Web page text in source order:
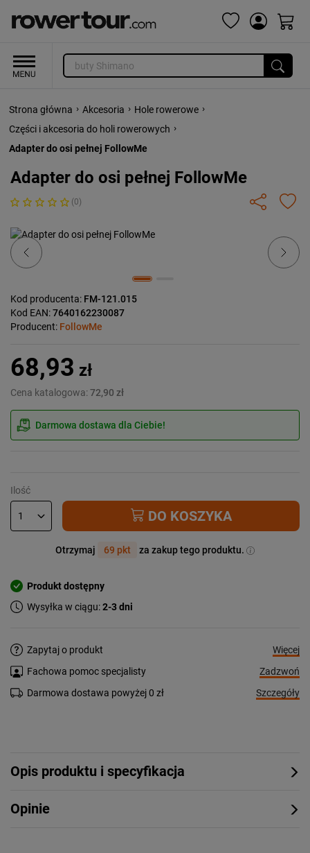
Strona główna › Akcesoria › Hole rowerowe ›
Części i akcesoria do holi rowerowych ›
Adapter do osi pełnej FollowMe
Adapter do osi pełnej FollowMe
(0)
Previous Next
Kod producenta: FM-121.015
Kod EAN:7640162230087
Producent: FollowMe
68,93 zł
Cena katalogowa: 72,90 zł
Darmowa dostawa dla Ciebie!
Ilość
DO KOSZYKA
Otrzymaj 69 pkt za zakup tego produktu.
Produkt dostępny
Wysyłka w ciągu:2-3 dni
Zapytaj o produkt
Więcej
Fachowa pomoc specjalisty
Zadzwoń
Darmowa dostawa powyżej 0 zł
Szczegóły
Opis produktu i specyfikacja
Opinie